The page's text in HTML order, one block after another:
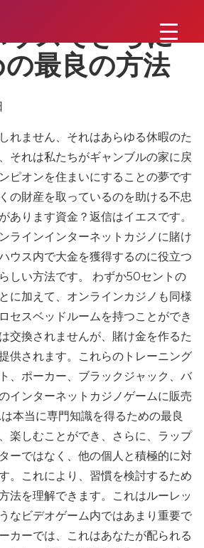
スでさらに
最良の方法
れません、それはあらゆる休暇のた
それは私たちがギャンブルの家に戻
ピオンを住まいにすることの夢です
の財産を取っているのを助ける不忠
あります資金？返信はイエスです。
ラインインターネットカジノに賭け
ウス内で大金を獲得するのに役立つ
しい方法です。 わずか50セントの
に加えて、オンラインカジノも同様
セスベッドルームを持つことができ
交換されませんが、賭け金を作るた
供されます。これらのトレーニング
、ポーカー、ブラックジャック、バ
インターネットカジノゲームに販売
本当に専門知識を得るための最良
楽しむことができ、さらに、ラップ
ーではなく、他の個人と積極的に対
。これにより、習慣を検討するため
法を理解できます。これはルーレッ
なビデオゲーム内ではあまり重要で
カーでは、これはあなたが配られる